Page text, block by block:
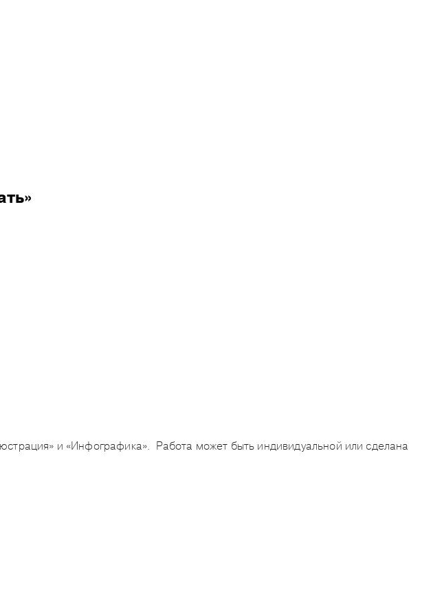
и «Инфографика». Работа может быть индивидуальной или сделана